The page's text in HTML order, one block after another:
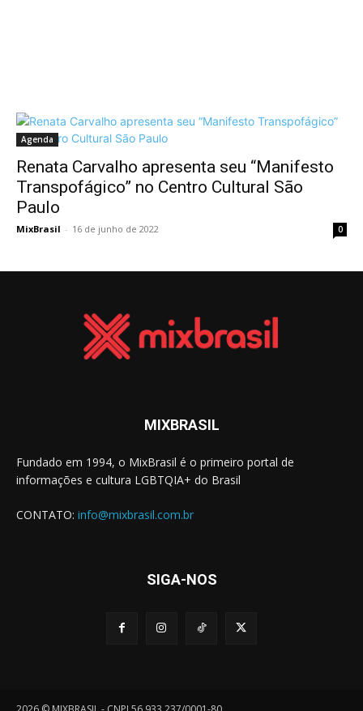
Agenda
Renata Carvalho apresenta seu “Manifesto
Transpofágico” no Centro Cultural São
Paulo
MixBrasil - 16 de junho de 2022 0
MIXBRASIL
Fundado em 1994, o MixBrasil é o primeiro portal de
informações e cultura LGBTQIA+ do Brasil
CONTATO: info@mixbrasil.com.br
SIGA-NOS